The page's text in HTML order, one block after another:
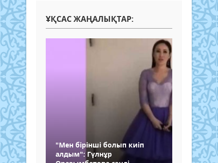
ҰҚСАС ЖАҢАЛЫҚТАР:
"Мен бірінші болып киіп
алдым": Гүлнұр